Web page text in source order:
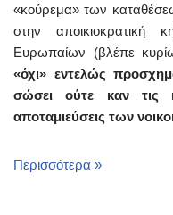
«κούρεμα» των
στην αποικιοκρατική
Ευρωπαίων (βλέπε
«όχι» εντελώς
σώσει ούτε καν τις
αποταμιεύσεις των
Περισσότερα »